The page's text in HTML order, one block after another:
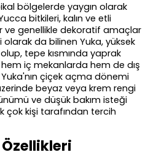
bölgelerde yaygın olarak
bitkileri, kalın ve etli
ve genellikle dekoratif amaçlar
da bilinen Yuka, yüksek
tepe kısmında yaprak
iç mekanlarda hem de dış
çiçek açma dönemi
beyaz veya krem rengi
ve düşük bakım isteği
çok kişi tarafından tercih